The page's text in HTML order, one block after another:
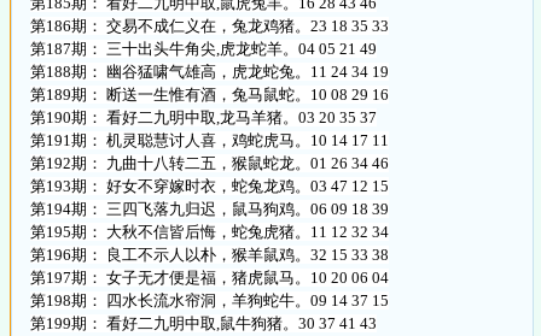
第186期： 交易不成仁义在，兔龙鸡猪。23 18 35 33
第187期： 三十出头牛角尖,虎龙蛇羊。04 05 21 49
第188期： 幽谷猛啸气雄高，虎龙蛇兔。11 24 34 19
第189期： 断送一生惟有酒，兔马鼠蛇。10 08 29 16
第190期： 看好二九明中取,龙马羊猪。03 20 35 37
第191期： 机灵聪慧讨人喜，鸡蛇虎马。10 14 17 11
第192期： 九曲十八转二五，猴鼠蛇龙。01 26 34 46
第193期： 好女不穿嫁时衣，蛇兔龙鸡。03 47 12 15
第194期： 三四飞落九归迟，鼠马狗鸡。06 09 18 39
第195期： 大秋不信皆后悔，蛇兔虎猪。11 12 32 34
第196期： 良工不示人以朴，猴羊鼠鸡。32 15 33 38
第197期： 女子无才便是福，猪虎鼠马。10 20 06 04
第198期： 四水长流水帘洞，羊狗蛇牛。09 14 37 15
第199期： 看好二九明中取,鼠牛狗猪。30 37 41 43